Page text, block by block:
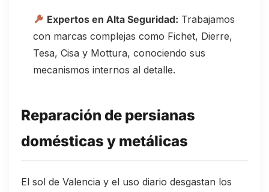
Expertos en Alta Seguridad: Trabajamos
con marcas complejas como Fichet, Dierre,
Tesa, Cisa y Mottura, conociendo sus
mecanismos internos al detalle.
Reparación de persianas
domésticas y metálicas
El sol de Valencia y el uso diario desgastan los